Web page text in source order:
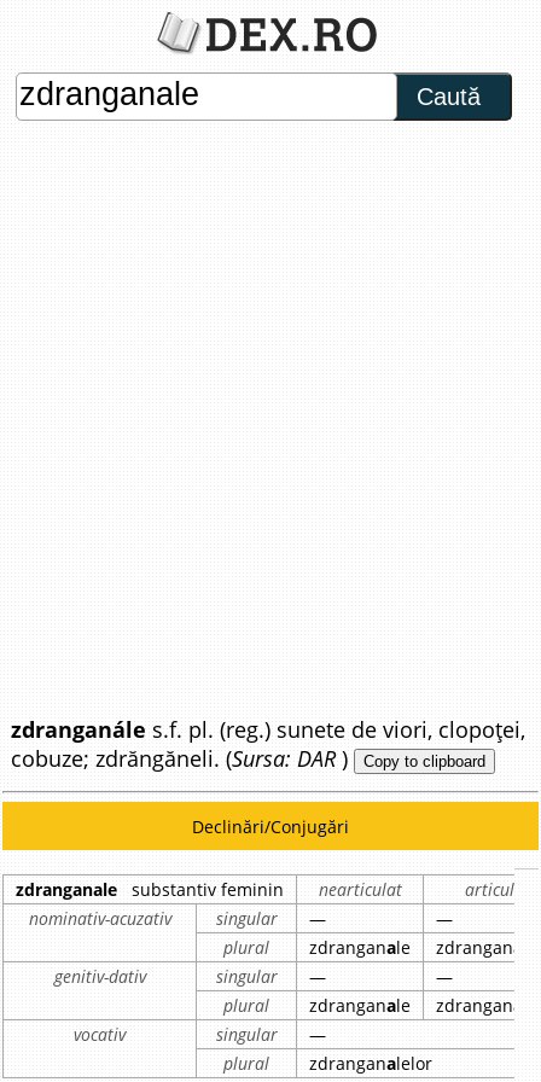
Caută
zdranganále s.f. pl. (reg.) sunete de viori, clopoței,
cobuze; zdrăngăneli. (Sursa: DAR) Copy to clipboard
Declinări/Conjugări
zdranganale substantiv feminin nearticulat
articulat
nominativ-acuzativ
singular —
—
plural
zdranganale zdrangana
genitiv-dativ
singular —
—
plural
zdranganale zdrangana
vocativ
singular
—
plural
zdranganalelor